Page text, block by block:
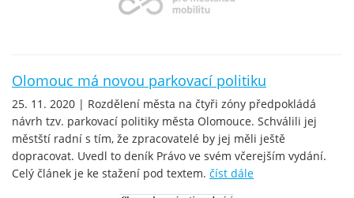
Olomouc má novou parkovací politiku
25. 11. 2020 | Rozdělení města na čtyři zóny předpokládá
návrh tzv. parkovací politiky města Olomouce. Schválili jej
městští radní s tím, že zpracovatelé by jej měli ještě
dopracovat. Uvedl to deník Právo ve svém včerejším vydání.
Celý článek je ke stažení pod textem. číst dále